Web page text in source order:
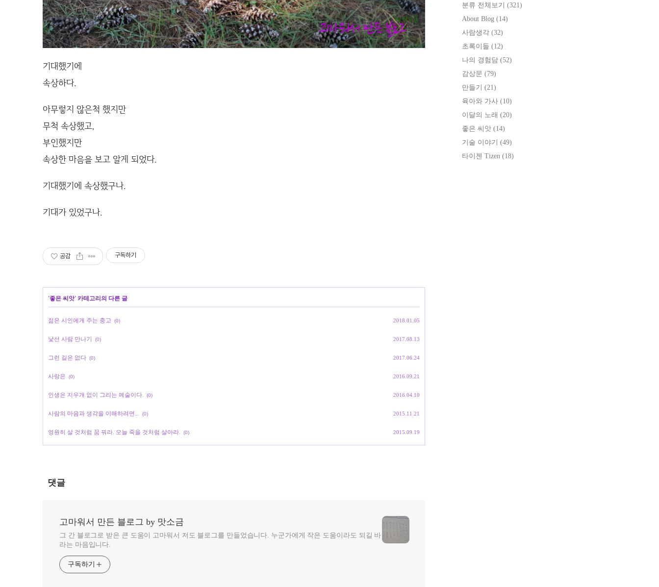
기대했기에
속상하다.
아무렇지 않은척 했지만
무척 속상했고,
부인했지만
속상한 마음을 보고 알게 되었다.
기대했기에 속상했구나.
기대가 있었구나.
공감 구독하기
'좋은 씨앗' 카테고리의 다른 글
젊은 시인에게 주는 충고 (0) 2018.01.05
낯선 사람 만나기 (0) 2017.08.13
그런 길은 없다 (0) 2017.06.24
사랑은 (0) 2016.09.21
인생은 지우개 없이 그리는 예술이다. (0) 2016.04.10
사람의 마음과 생각을 이해하려면... (0) 2015.11.21
영원히 살 것처럼 꿈 꿔라. 오늘 죽을 것처럼 살아라. (0) 2015.09.19
댓글
고마워서 만든 블로그 by 맛소금
그 간 블로그로 받은 큰 도움이 고마워서 저도 블로그를 만들었습니다. 누군가에게 작은 도움이라도 되길 바
라는 마음입니다.
구독하기
분류 전체보기 (321)
About Blog (14)
사람생각 (32)
초록이들 (12)
나의 경험담 (52)
감상문 (79)
만들기 (21)
육아와 가사 (10)
이달의 노래 (20)
좋은 씨앗 (14)
기술 이야기 (49)
타이젠 Tizen (18)